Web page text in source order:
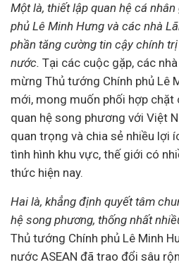
Một là, thiết lập quan hệ cá
phủ Lê Minh Hưng và các nhà
phần tăng cường tin cậy chính
nước. Tại các cuộc gặp, các
mừng Thủ tướng Chính phủ Lê
mới, mong muốn phối hợp chặt
quan hệ song phương với Việt
quan trọng và chia sẻ nhiều lợi
tình hình khu vực, thế giới có
thức hiện nay.
Hai là, khẳng định quyết tâm
hệ song phương, thống nhất
Thủ tướng Chính phủ Lê Minh
nước ASEAN đã trao đổi sâu